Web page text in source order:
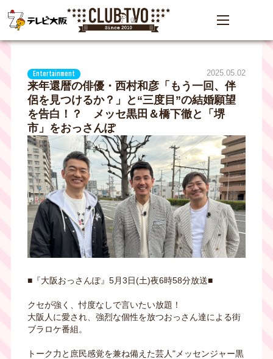
Entertainment 2025.05.02
来年還暦の俳優・西村和彦「もう一回、伴
侶を見つけるか？」と“三度目”の結婚願望
を告白！？ メッセ黒田＆橋下徹と「堺
市」をおっさんぽ
■『大阪おっさんぽ』5月3日(土)夜6時58分放送■
クセが強く、忖度なしで言いたい放題！
大阪人に愛され、強烈な個性を放つおっさん達による街
ブラロケ番組。
トーク力と庶民感覚を兼ね備えた芸人"メッセンジャー黒